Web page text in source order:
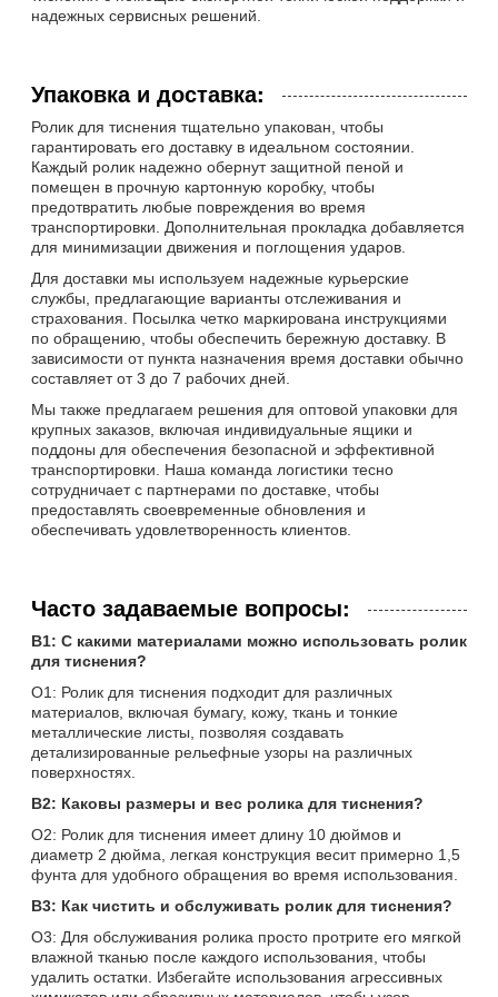
надежных сервисных решений.
Упаковка и доставка:
Ролик для тиснения тщательно упакован, чтобы
гарантировать его доставку в идеальном состоянии.
Каждый ролик надежно обернут защитной пеной и
помещен в прочную картонную коробку, чтобы
предотвратить любые повреждения во время
транспортировки. Дополнительная прокладка добавляется
для минимизации движения и поглощения ударов.
Для доставки мы используем надежные курьерские
службы, предлагающие варианты отслеживания и
страхования. Посылка четко маркирована инструкциями
по обращению, чтобы обеспечить бережную доставку. В
зависимости от пункта назначения время доставки обычно
составляет от 3 до 7 рабочих дней.
Мы также предлагаем решения для оптовой упаковки для
крупных заказов, включая индивидуальные ящики и
поддоны для обеспечения безопасной и эффективной
транспортировки. Наша команда логистики тесно
сотрудничает с партнерами по доставке, чтобы
предоставлять своевременные обновления и
обеспечивать удовлетворенность клиентов.
Часто задаваемые вопросы:
В1: С какими материалами можно использовать ролик
для тиснения?
О1: Ролик для тиснения подходит для различных
материалов, включая бумагу, кожу, ткань и тонкие
металлические листы, позволяя создавать
детализированные рельефные узоры на различных
поверхностях.
В2: Каковы размеры и вес ролика для тиснения?
О2: Ролик для тиснения имеет длину 10 дюймов и
диаметр 2 дюйма, легкая конструкция весит примерно 1,5
фунта для удобного обращения во время использования.
В3: Как чистить и обслуживать ролик для тиснения?
О3: Для обслуживания ролика просто протрите его мягкой
влажной тканью после каждого использования, чтобы
удалить остатки. Избегайте использования агрессивных